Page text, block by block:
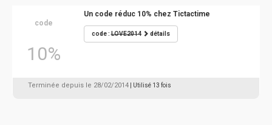
code
10%
Un code réduc 10% chez Tictactime
code :LOVE2014 détails
Terminée depuis le 28/02/2014 | Utilisé 13 fois